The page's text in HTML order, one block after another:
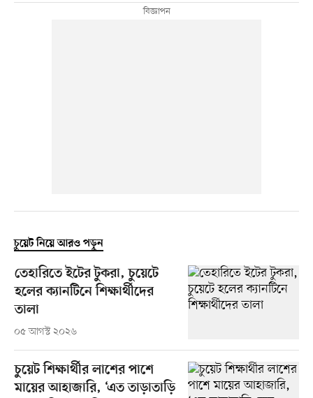
চুয়েট নিয়ে আরও পড়ুন
তেহারিতে ইটের টুকরা, চুয়েটে
হলের ক্যানটিনে শিক্ষার্থীদের
তালা
০৫ আগস্ট ২০২৬
চুয়েট শিক্ষার্থীর লাশের পাশে
মায়ের আহাজারি, ‘এত তাড়াতাড়ি